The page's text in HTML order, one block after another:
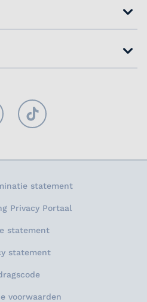
TikTok
statement
Privacy Portaal
statement
statement
voorwaarden